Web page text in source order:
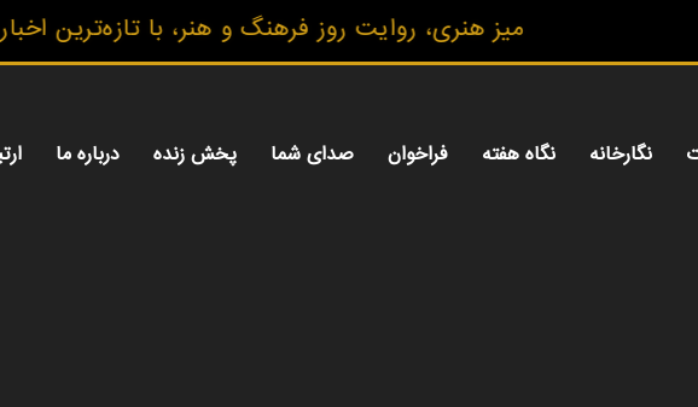
میز هنری، روایت روز فرهنگ و هنر، با تازه‌ترین اخبار،
نگارخانه نگاه هفته فراخوان صدای شما پخش زنده درباره ما